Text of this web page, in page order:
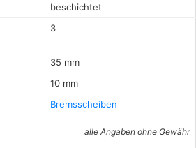
beschichtet
3
35 mm
10 mm
Bremsscheiben
alle Angaben ohne Gewähr